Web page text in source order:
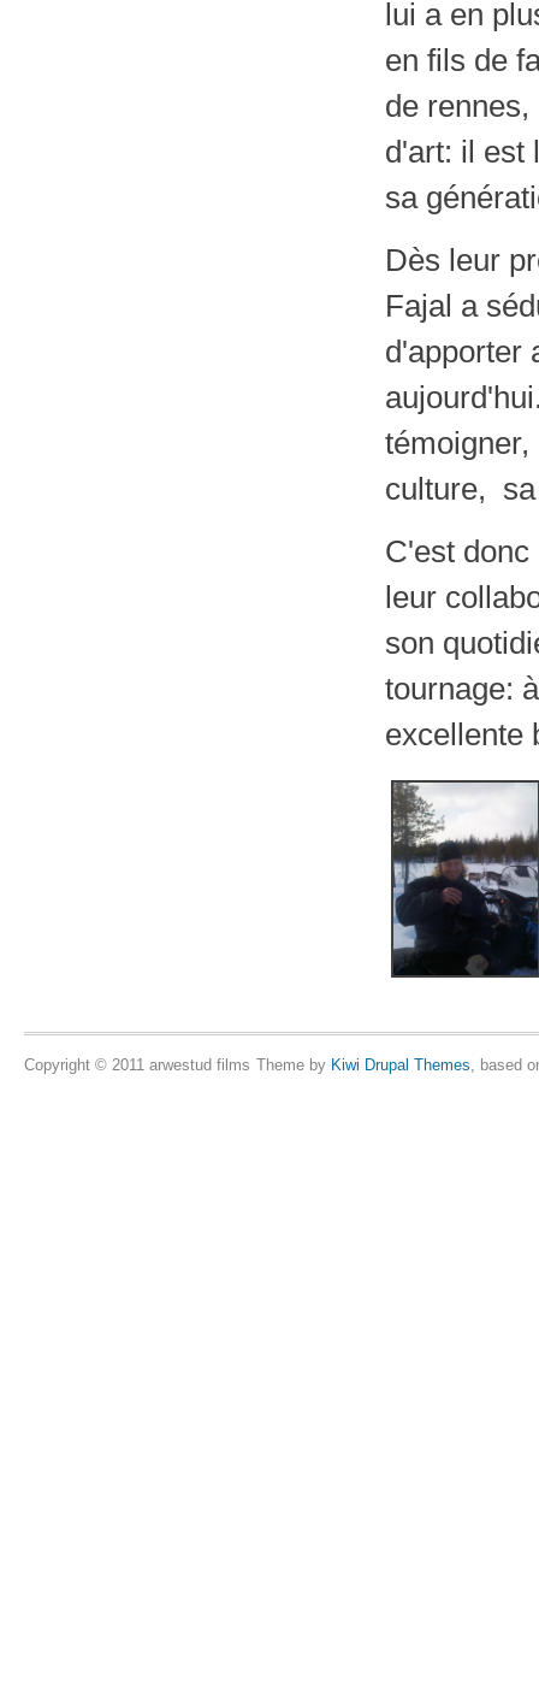
lui a en
en fils de
de
d'art: il est
sa
Dès leur
Fajal a
d'apporter
témoigner,
culture,
C'est
leur
son
tournage:
excellente
Copyright © 2011 arwestud films Theme by Kiwi Drupal Themes, based